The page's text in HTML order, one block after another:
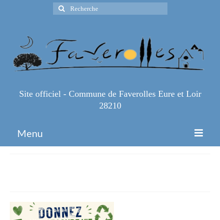
Rechercher
:
Site officiel - Commune de Faverolles Eure et Loir
28210
Menu
Infos Pratiques